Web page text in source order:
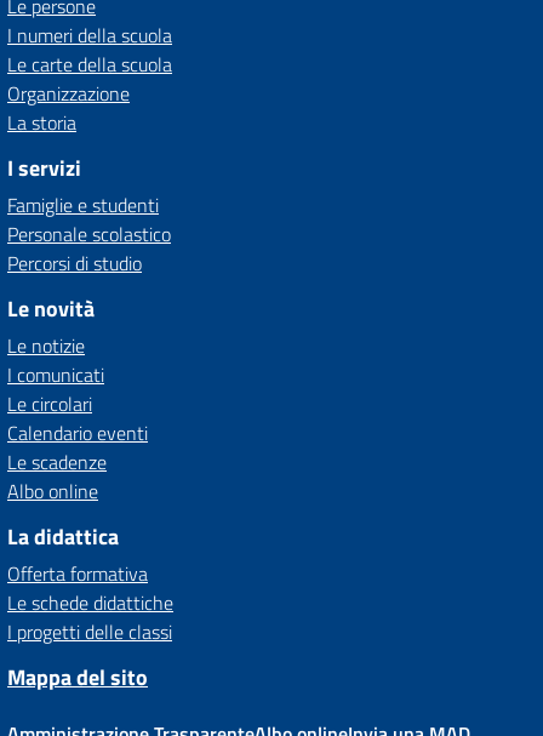
Le persone
I numeri della scuola
Le carte della scuola
Organizzazione
La storia
I servizi
Famiglie e studenti
Personale scolastico
Percorsi di studio
Le novità
Le notizie
I comunicati
Le circolari
Calendario eventi
Le scadenze
Albo online
La didattica
Offerta formativa
Le schede didattiche
I progetti delle classi
Mappa del sito